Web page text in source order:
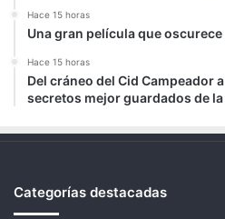
Hace 15 horas
Una gran película que oscurece
Hace 15 horas
Del cráneo del Cid Campeador
secretos mejor guardados de
Categorías destacadas